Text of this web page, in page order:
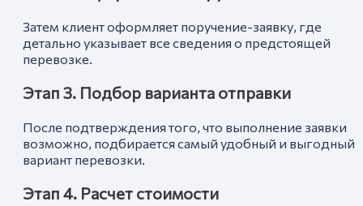
Затем клиент оформляет поручение-заявку, где
детально указывает все сведения о предстоящей
перевозке.
Этап 3. Подбор варианта отправки
После подтверждения того, что выполнение заявки
возможно, подбирается самый удобный и выгодный
вариант перевозки.
Этап 4. Расчет стоимости